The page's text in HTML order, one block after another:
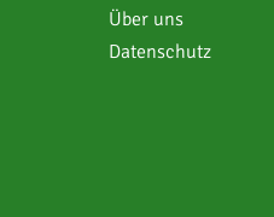
Über uns
Datenschutz